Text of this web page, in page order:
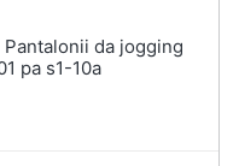
Pantalonii da jogging
pa s1-10a